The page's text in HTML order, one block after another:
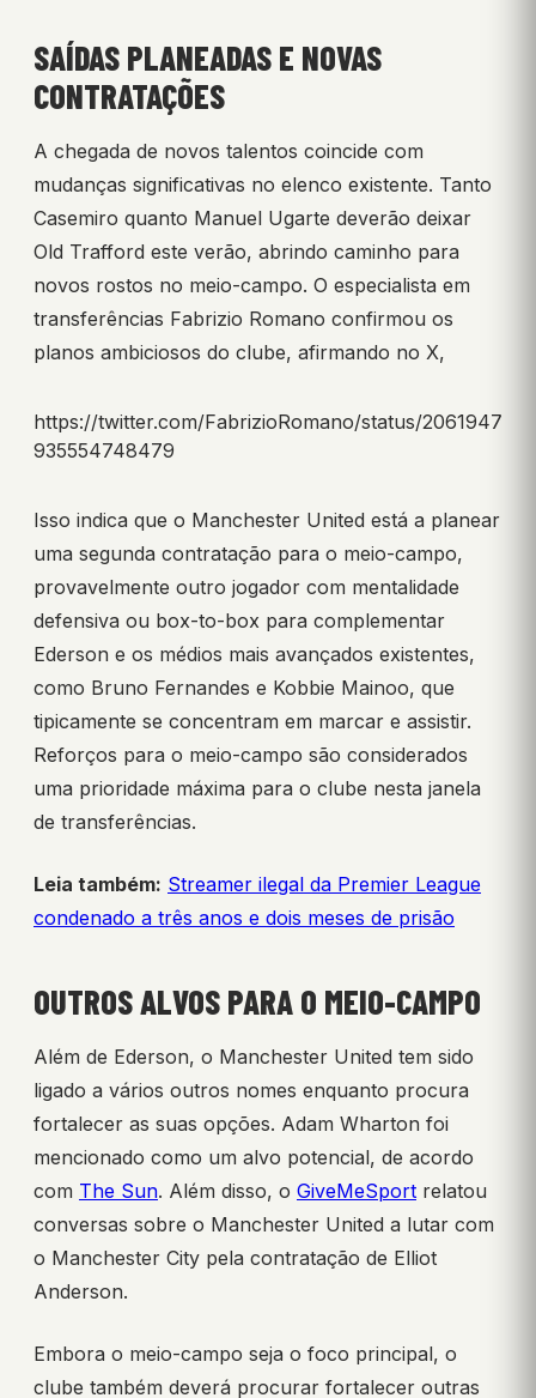
SAÍDAS PLANEADAS E NOVAS
CONTRATAÇÕES
A chegada de novos talentos coincide com
mudanças significativas no elenco existente. Tanto
Casemiro quanto Manuel Ugarte deverão deixar
Old Trafford este verão, abrindo caminho para
novos rostos no meio-campo. O especialista em
transferências Fabrizio Romano confirmou os
planos ambiciosos do clube, afirmando no X,
https://twitter.com/FabrizioRomano/status/2061947
935554748479
Isso indica que o Manchester United está a planear
uma segunda contratação para o meio-campo,
provavelmente outro jogador com mentalidade
defensiva ou box-to-box para complementar
Ederson e os médios mais avançados existentes,
como Bruno Fernandes e Kobbie Mainoo, que
tipicamente se concentram em marcar e assistir.
Reforços para o meio-campo são considerados
uma prioridade máxima para o clube nesta janela
de transferências.
Leia também: Streamer ilegal da Premier League
condenado a três anos e dois meses de prisão
OUTROS ALVOS PARA O MEIO-CAMPO
Além de Ederson, o Manchester United tem sido
ligado a vários outros nomes enquanto procura
fortalecer as suas opções. Adam Wharton foi
mencionado como um alvo potencial, de acordo
com The Sun. Além disso, o GiveMeSport relatou
conversas sobre o Manchester United a lutar com
o Manchester City pela contratação de Elliot
Anderson.
Embora o meio-campo seja o foco principal, o
clube também deverá procurar fortalecer outras